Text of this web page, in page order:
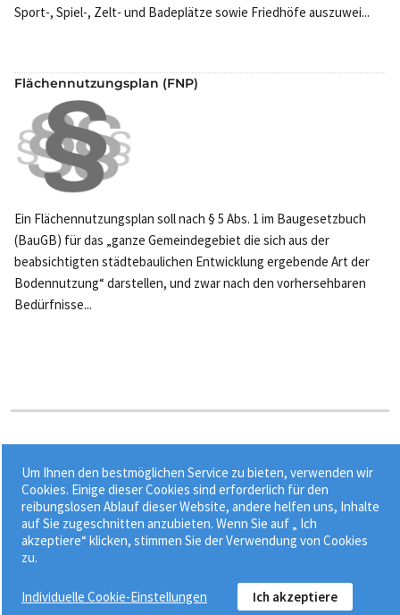
Sport-, Spiel-, Zelt- und Badeplätze sowie Friedhöfe auszuwei...
Flächennutzungsplan (FNP)
Ein Flächennutzungsplan soll nach § 5 Abs. 1 im Baugesetzbuch
(BauGB) für das „ganze Gemeindegebiet die sich aus der
beabsichtigten städtebaulichen Entwicklung ergebende Art der
Bodennutzung“ darstellen, und zwar nach den vorhersehbaren
Bedürfnisse...
Stichworte:
Bauantrag•Bauaufsichtsbehörde•Bauen im Außenbereich
•Baugenehmigung•Bauordnung
Um Ihnen den bestmöglichen Service zu bieten, verwenden wir
Cookies. Einige dieser Cookies sind erforderlich für den
reibungslosen Ablauf dieser Website, andere helfen uns, Inhalte
auf Sie zugeschnitten anzubieten. Wenn Sie auf „ Ich
akzeptiere“ klicken, stimmen Sie der Verwendung von Cookies
zu.
Individuelle Cookie-Einstellungen Ich akzeptiere